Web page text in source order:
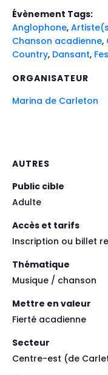
Évènement Tags:
Anglophone,
Chanson acadienne,
Country, Dansant,
ORGANISATEUR
Marina de Carleton
AUTRES
Public cible
Adulte
Accès et tarifs
Inscription ou billet
Thématique
Musique / chanson
Mettre en valeur
Fierté acadienne
Secteur
Centre-est (de